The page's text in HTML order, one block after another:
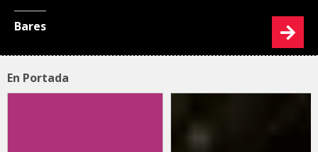
Bares
En Portada